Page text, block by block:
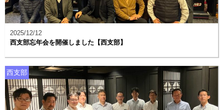
2025/12/12
西支部忘年会を開催しました【西支部】
西支部